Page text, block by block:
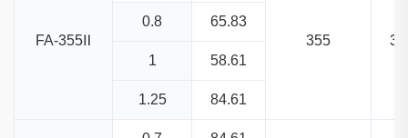
FA-355Ⅱ 355
0.8 65.83
1 58.61
1.25 84.61